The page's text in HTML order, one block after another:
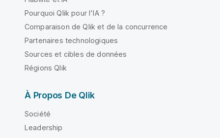
Pourquoi Qlik pour l'IA ?
Comparaison de Qlik et de la concurrence
Partenaires technologiques
Sources et cibles de données
Régions Qlik
À Propos De Qlik
Société
Leadership